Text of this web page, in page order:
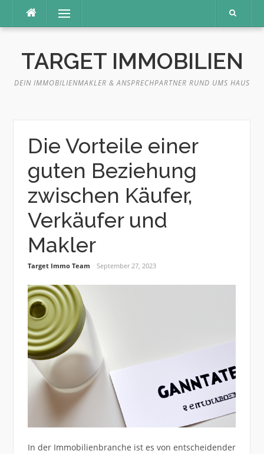
Inhalt
Menü
TARGET IMMOBILIEN
DEIN IMMOBILIENMAKLER & ANSPRECHPARTNER RUND UMS HAUS
Die Vorteile einer
guten Beziehung
zwischen Käufer,
Verkäufer und
Makler
Target Immo Team September 27, 2023
In der Immobilienbranche ist es von entscheidender